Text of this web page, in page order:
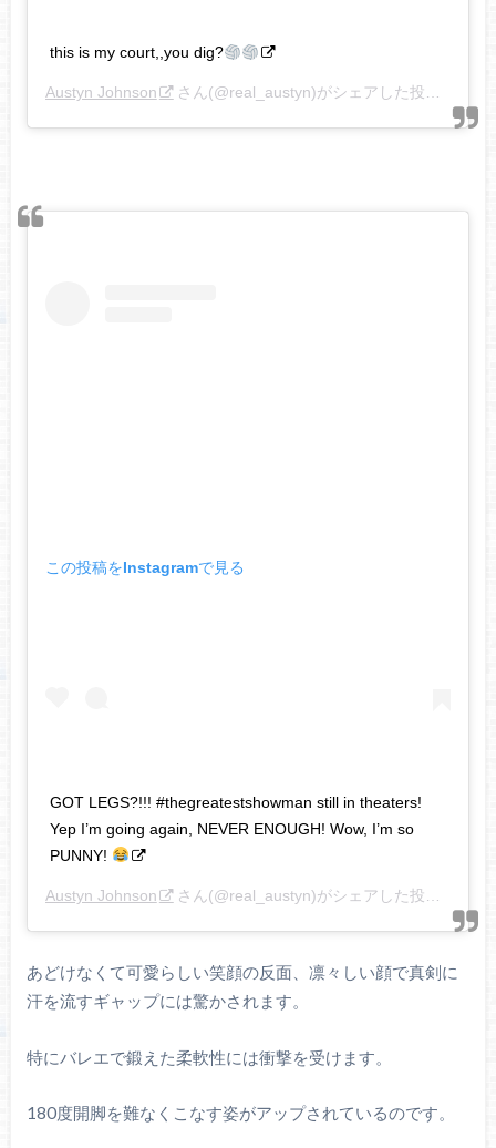
this is my court,,you dig?
Austyn Johnson さん(@real_austyn)がシェアした投稿 –
この投稿をInstagramで見る
GOT LEGS?!!! #thegreatestshowman still in theaters!
Yep I’m going again, NEVER ENOUGH! Wow, I’m so
PUNNY!
Austyn Johnson さん(@real_austyn)がシェアした投稿 –
あどけなくて可愛らしい笑顔の反面、凛々しい顔で真剣に
汗を流すギャップには驚かされます。
特にバレエで鍛えた柔軟性には衝撃を受けます。
180度開脚を難なくこなす姿がアップされているのです。